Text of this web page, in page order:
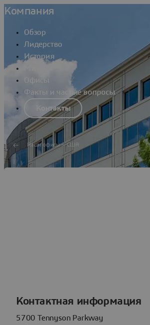
Компания
Обзор
Лидерство
История
Факты и частые вопросы
Контакты
Наши офисы — США
Dassault Systèmes
Контактная информация
5700 Tennyson Parkway